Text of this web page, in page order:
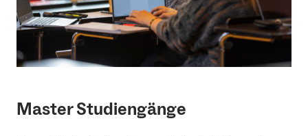
Master Studiengänge